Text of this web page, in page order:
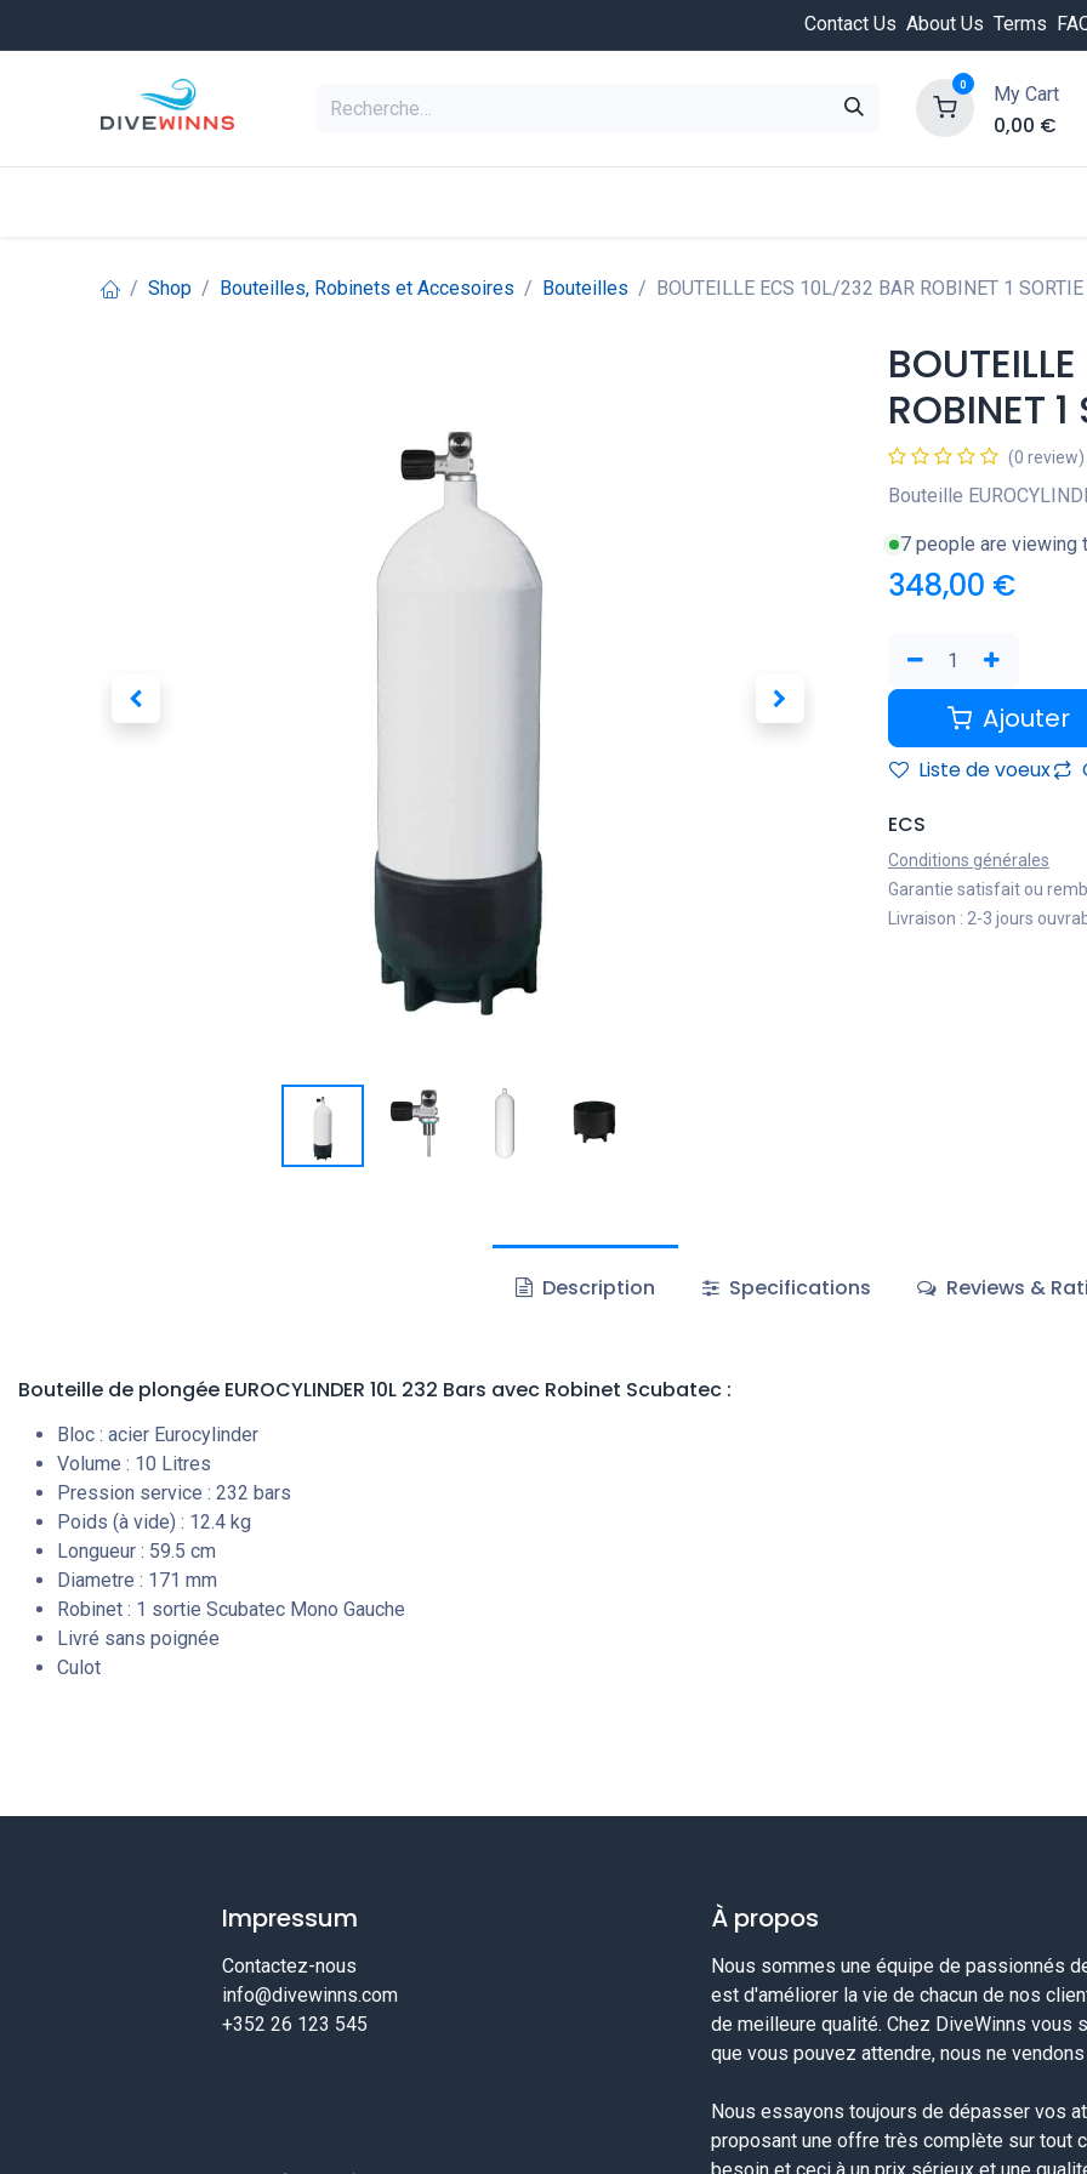
Contact Us About Us Terms
0 My Cart
0,00 €
HOT
Shop Bouteilles, Robinets et Accesoires Bouteilles BOUTEILLE ECS 10L/232 BAR ROBINET 1 SORTIE
ROBINET 1
(0 review)
Bouteille
7 people are viewing
348,00 €
Ajouter
Liste de voeux
ECS
Conditions générales
Garantie satisfait ou
Livraison : 2-3 jours
Description Specifications Reviews &
Bouteille de plongée EUROCYLINDER 10L 232 Bars avec Robinet Scubatec :
Bloc : acier Eurocylinder
Volume : 10 Litres
Pression service : 232 bars
Poids (à vide) : 12.4 kg
Longueur : 59.5 cm
Diametre : 171 mm
Robinet : 1 sortie Scubatec Mono Gauche
Livré sans poignée
Culot
Impressum
Contactez-nous
info@divewinns.com
+352 26 123 545
À propos
Nous sommes une équipe de passionnés
est d'améliorer la vie de chacun de nos
de meilleure qualité. Chez DiveWinns vous
que vous pouvez attendre, nous ne
Nous essayons toujours de dépasser vos
proposant une offre très complète sur tout